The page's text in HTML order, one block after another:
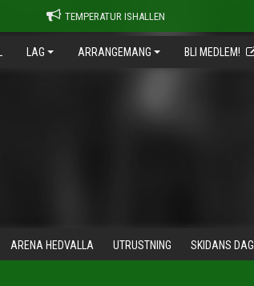
TEMPERATUR ISHALLEN
LAG ARRANGEMANG BLI MEDLEM!
ARENA HEDVALLA UTRUSTNING SKIDANS DAG